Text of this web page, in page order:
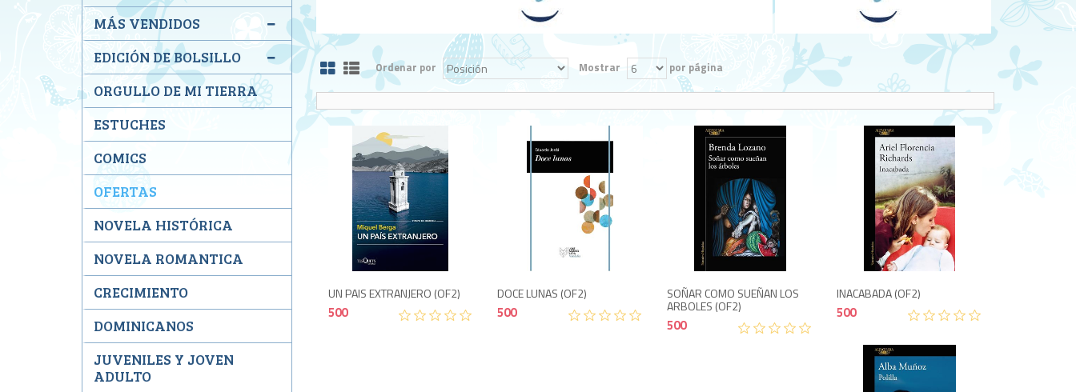
Ordenar por Mostrar por página
UN PAIS EXTRANJERO (OF2)
500
DOCE LUNAS (OF2)
500
SOÑAR COMO SUEÑAN LOS
ARBOLES (OF2)
500
INACABADA (OF2)
500
MÁS VENDIDOS
EDICIÓN DE BOLSILLO
ORGULLO DE MI TIERRA
ESTUCHES
COMICS
OFERTAS
NOVELA HISTÓRICA
NOVELA ROMANTICA
CRECIMIENTO
DOMINICANOS
JUVENILES Y JOVEN
ADULTO